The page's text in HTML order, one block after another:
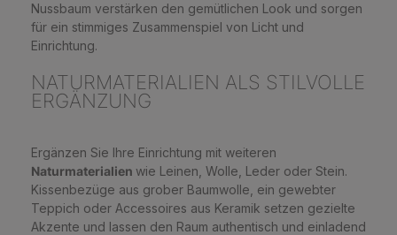
Nussbaum verstärken den gemütlichen Look und sorgen
für ein stimmiges Zusammenspiel von Licht und
Einrichtung.
NATURMATERIALIEN ALS STILVOLLE
ERGÄNZUNG
Ergänzen Sie Ihre Einrichtung mit weiteren
Naturmaterialien wie Leinen, Wolle, Leder oder Stein.
Kissenbezüge aus grober Baumwolle, ein gewebter
Teppich oder Accessoires aus Keramik setzen gezielte
Akzente und lassen den Raum authentisch und einladend